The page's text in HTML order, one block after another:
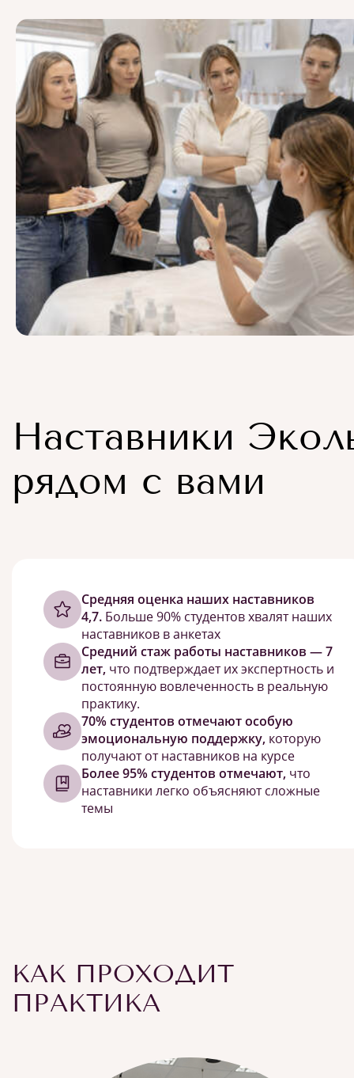
Наставники
рядом с вами
Cредняя оценка наших наставников
4,7. Больше 90% студентов хвалят наших
наставников в анкетах
Средний стаж работы наставников — 7
лет, что подтверждает их экспертность и
постоянную вовлеченность в реальную
практику.
70% студентов отмечают особую
эмоциональную поддержку, которую
получают от наставников на курсе
Более 95% студентов отмечают, что
наставники легко объясняют сложные
темы
КАК ПРОХОДИТ
ПРАКТИКА